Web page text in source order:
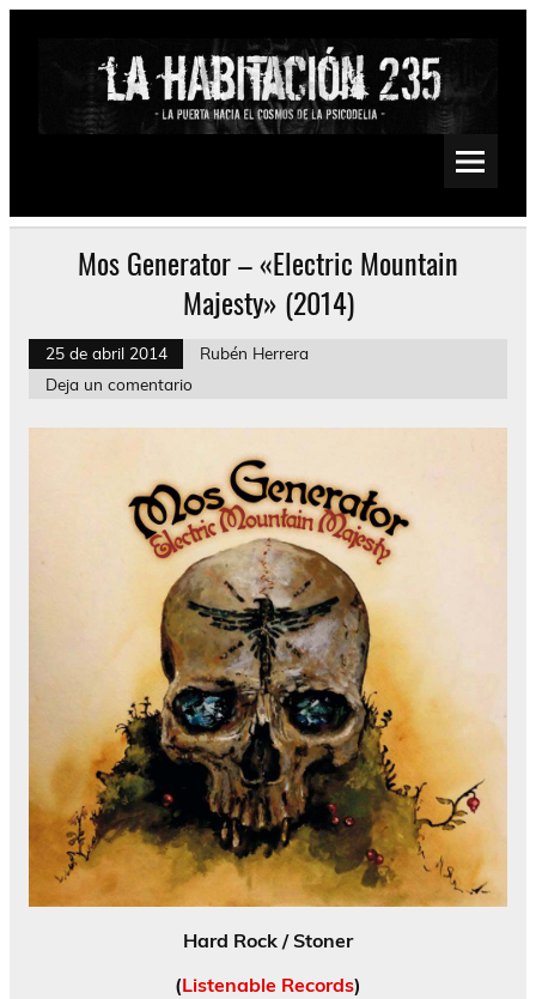
Saltar
Psychedelic, Stoner, Doom, Sludge, Fuzz, Space, Drone
Mos Generator – «Electric Mountain
Majesty» (2014)
25 de abril 2014
Rubén Herrera
Deja un comentario
Hard Rock / Stoner
(Listenable Records)